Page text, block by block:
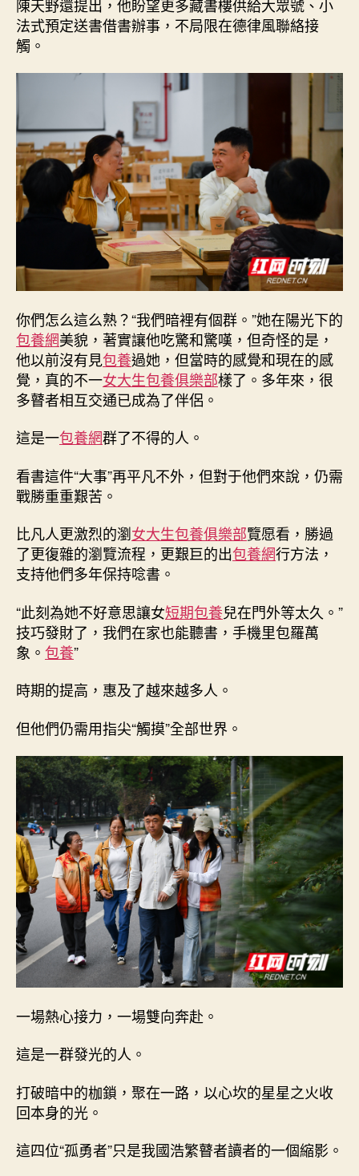
陳天野還提出，他盼望更多藏書樓供給大眾號、小
法式預定送書借書辦事，不局限在德律風聯絡接
觸。
你們怎么這么熟？“我們暗裡有個群。”她在陽光下的
包養網美貌，著實讓他吃驚和驚嘆，但奇怪的是，
他以前沒有見包養過她，但當時的感覺和現在的感
覺，真的不一女大生包養俱樂部樣了。多年來，很
多瞽者相互交通已成為了伴侶。
這是一包養網群了不得的人。
看書這件“大事”再平凡不外，但對于他們來說，仍需
戰勝重重艱苦。
比凡人更激烈的瀏女大生包養俱樂部覽愿看，勝過
了更復雜的瀏覽流程，更艱巨的出包養網行方法，
支持他們多年保持唸書。
“此刻為她不好意思讓女短期包養兒在門外等太久。”
技巧發財了，我們在家也能聽書，手機里包羅萬
象。 包養”
時期的提高，惠及了越來越多人。
但他們仍需用指尖“觸摸”全部世界。
一場熱心接力，一場雙向奔赴。
這是一群發光的人。
打破暗中的枷鎖，聚在一路，以心坎的星星之火收
回本身的光。
這四位“孤勇者”只是我國浩繁瞽者讀者的一個縮影。